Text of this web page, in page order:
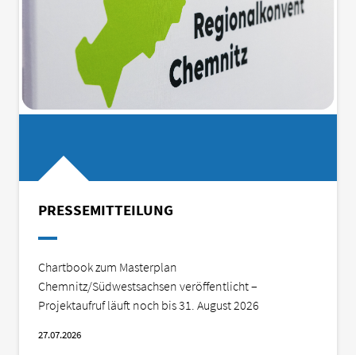
PRESSEMITTEILUNG
Chartbook zum Masterplan
Chemnitz/Südwestsachsen veröffentlicht –
Projektaufruf läuft noch bis 31. August 2026
27.07.2026